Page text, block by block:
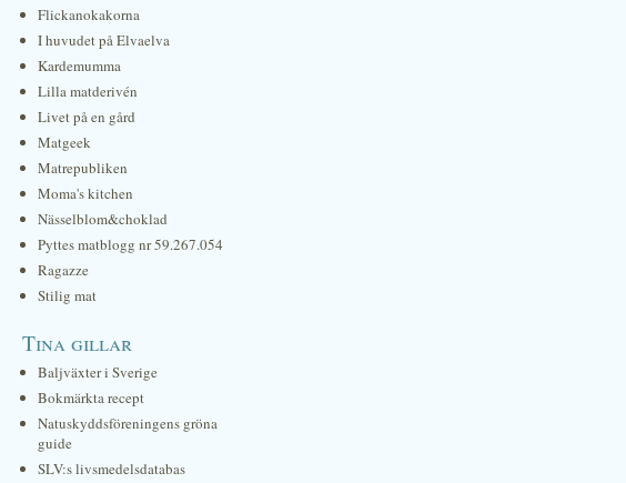
Flickanokakorna
I huvudet på Elvaelva
Kardemumma
Lilla matderivén
Livet på en gård
Matgeek
Matrepubliken
Moma's kitchen
Nässelblom&choklad
Pyttes matblogg nr 59.267.054
Ragazze
Stilig mat
Tina gillar
Baljväxter i Sverige
Bokmärkta recept
Natuskyddsföreningens gröna
guide
SLV:s livsmedelsdatabas